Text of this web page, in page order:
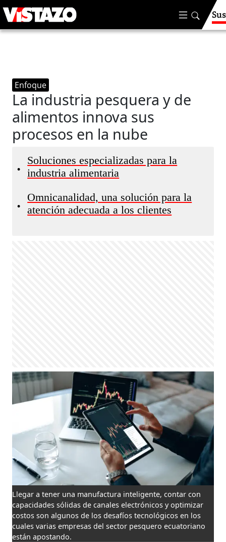
Enfoque
La industria pesquera y de
alimentos innova sus
procesos en la nube
•
Soluciones especializadas para la
industria alimentaria
•
Omnicanalidad, una solución para la
atención adecuada a los clientes
Llegar a tener una manufactura inteligente, contar con
capacidades sólidas de canales electrónicos y optimizar
costos son algunos de los desafíos tecnológicos en los
cuales varias empresas del sector pesquero ecuatoriano
están apostando.